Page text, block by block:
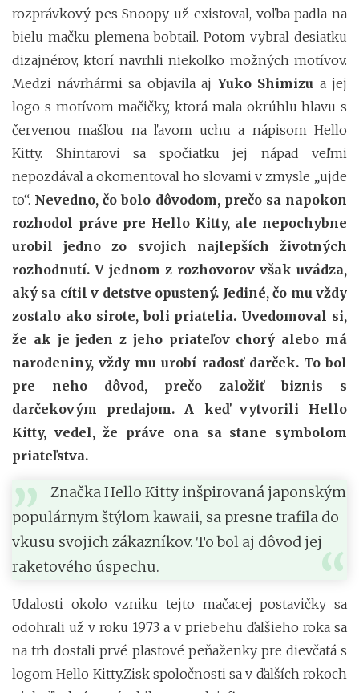
rozprávkový pes Snoopy už existoval, voľba padla na
bielu mačku plemena bobtail. Potom vybral desiatku
dizajnérov, ktorí navrhli niekoľko možných motívov.
Medzi návrhármi sa objavila aj Yuko Shimizu a jej
logo s motívom mačičky, ktorá mala okrúhlu hlavu s
červenou mašľou na ľavom uchu a nápisom Hello
Kitty. Shintarovi sa spočiatku jej nápad veľmi
nepozdával a okomentoval ho slovami v zmysle „ujde
to“. Nevedno, čo bolo dôvodom, prečo sa napokon
rozhodol práve pre Hello Kitty, ale nepochybne
urobil jedno zo svojich najlepších životných
rozhodnutí. V jednom z rozhovorov však uvádza,
aký sa cítil v detstve opustený. Jediné, čo mu vždy
zostalo ako sirote, boli priatelia. Uvedomoval si,
že ak je jeden z jeho priateľov chorý alebo má
narodeniny, vždy mu urobí radosť darček. To bol
pre neho dôvod, prečo založiť biznis s
darčekovým predajom. A keď vytvorili Hello
Kitty, vedel, že práve ona sa stane symbolom
priateľstva.
Značka Hello Kitty inšpirovaná japonským
populárnym štýlom kawaii, sa presne trafila do
vkusu svojich zákazníkov. To bol aj dôvod jej
raketového úspechu.
Udalosti okolo vzniku tejto mačacej postavičky sa
odohrali už v roku 1973 a v priebehu ďalšieho roka sa
na trh dostali prvé plastové peňaženky pre dievčatá s
logom Hello Kitty.Zisk spoločnosti sa v ďalších rokoch